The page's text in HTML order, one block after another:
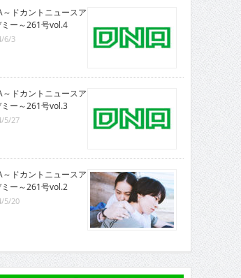
～ドカントニュースア
ミー～261号vol.4
6/3
～ドカントニュースア
ミー～261号vol.3
5/27
～ドカントニュースア
ミー～261号vol.2
5/20